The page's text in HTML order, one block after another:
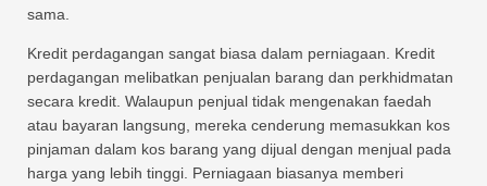
sama.
Kredit perdagangan sangat biasa dalam perniagaan. Kredit
perdagangan melibatkan penjualan barang dan perkhidmatan
secara kredit. Walaupun penjual tidak mengenakan faedah
atau bayaran langsung, mereka cenderung memasukkan kos
pinjaman dalam kos barang yang dijual dengan menjual pada
harga yang lebih tinggi. Perniagaan biasanya memberi